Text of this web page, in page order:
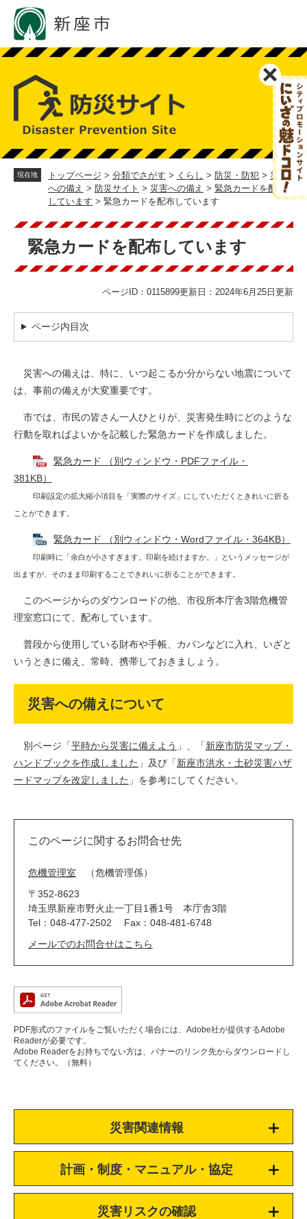
の
ー
文
現在地 トップページ > 分類でさがす > くらし > 防災・防犯 > 災害
への備え > 防災サイト > 災害への備え > 緊急カードを配布
しています > 緊急カードを配布しています
本
緊急カードを配布しています
ページID：0115899更新日：2024年6月25日更新
ページ内目次
災害への備えは、特に、いつ起こるか分からない地震について
は、事前の備えが大変重要です。
市では、市民の皆さん一人ひとりが、災害発生時にどのような
行動を取ればよいかを記載した緊急カードを作成しました。
緊急カード （別ウィンドウ・PDFファイル・
381KB）
印刷設定の拡大縮小項目を「実際のサイズ」にしていただくときれいに折る
ことができます。
緊急カード （別ウィンドウ・Wordファイル・364KB）
印刷時に「余白が小さすぎます。印刷を続けますか。」というメッセージが
出ますが、そのまま印刷することできれいに折ることができます。
このページからのダウンロードの他、市役所本庁舎3階危機管
理室窓口にて、配布しています。
普段から使用している財布や手帳、カバンなどに入れ、いざと
いうときに備え、常時、携帯しておきましょう。
災害への備えについて
別ページ「平時から災害に備えよう 」、「新座市防災マップ・
ハンドブックを作成しました 」及び「新座市洪水・土砂災害ハザ
ードマップを改定しました 」を参考にしてください。
このページに関するお問合せ先
危機管理室
危機管理係
〒352-8623
埼玉県新座市野火止一丁目1番1号 本庁舎3階
Tel：048-477-2502
Fax：048-481-6748
メールでのお問合せはこちら
PDF形式のファイルをご覧いただく場合には、Adobe社が提供するAdobe
Readerが必要です。
Adobe Readerをお持ちでない方は、バナーのリンク先からダウンロードし
てください。（無料）
災害関連情報
計画・制度・マニュアル・協定
災害リスクの確認